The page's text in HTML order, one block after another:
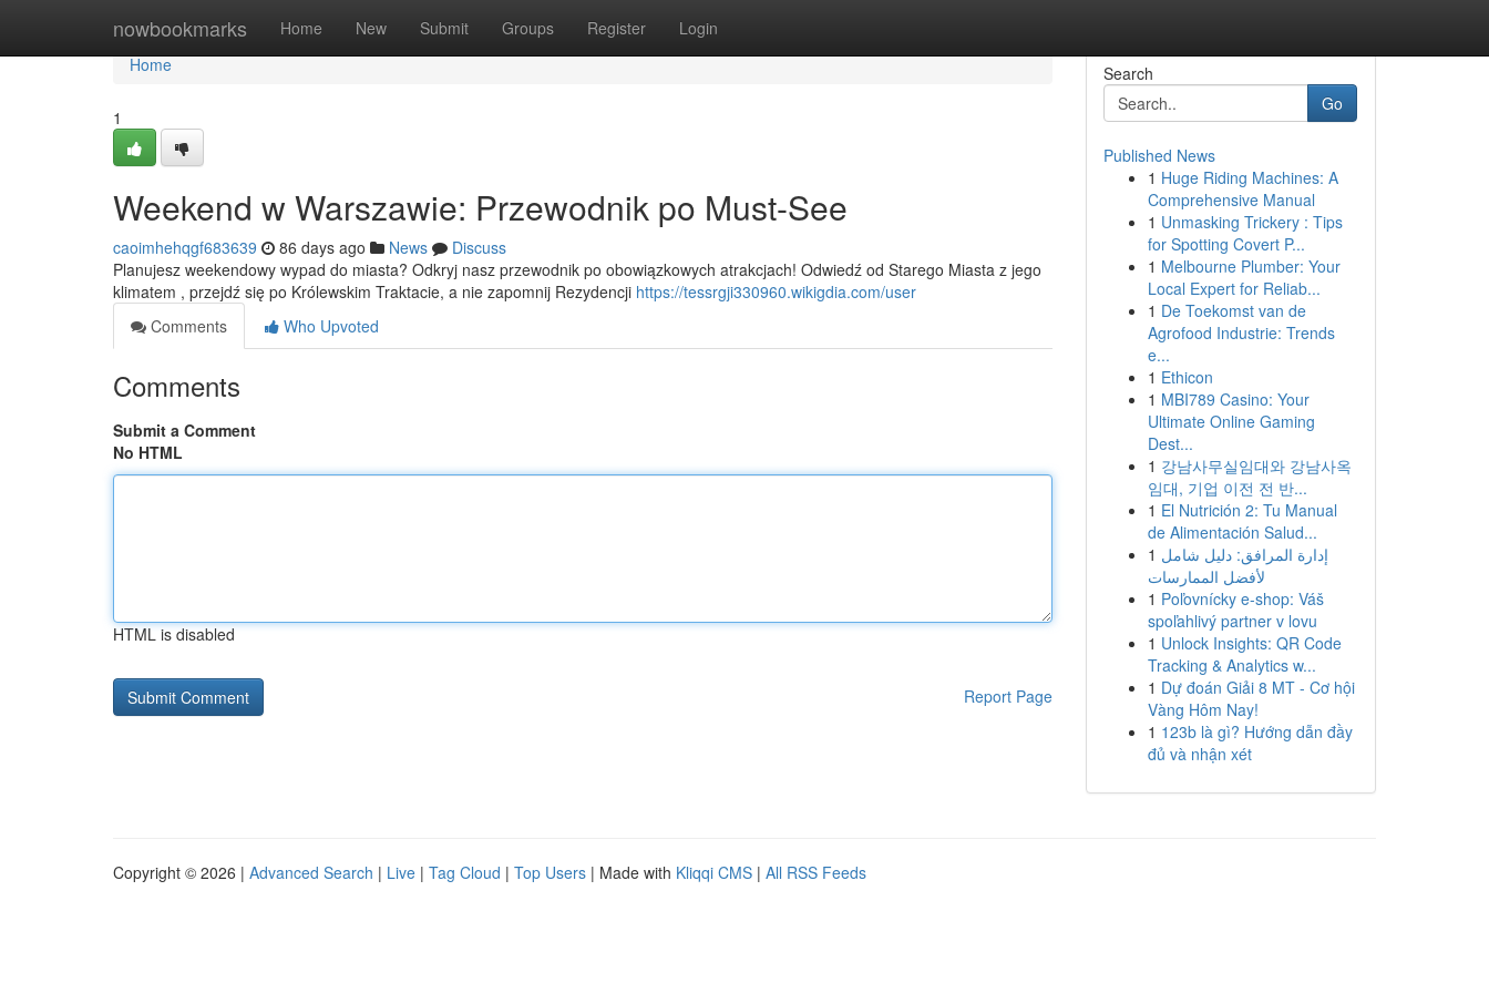
nowbookmarks Home New Submit Groups Register Login
Home
Home
1
Weekend w Warszawie: Przewodnik po Must-See
caoimhehqgf683639 86 days ago News
Discuss
Planujesz weekendowy wypad do miasta? Odkryj nasz przewodnik po obowiązkowych atrakcjach! Odwiedź od Starego Miasta z jego
klimatem , przejdź się po Królewskim Traktacie, a nie zapomnij Rezydencji https://tessrgji330960.wikigdia.com/user
Comments
Who Upvoted
Comments
Submit a Comment
No HTML
HTML is disabled
Report Page
Search
Go
Published News
1 Huge Riding Machines: A
Comprehensive Manual
1 Unmasking Trickery : Tips
for Spotting Covert P...
1 Melbourne Plumber: Your
Local Expert for Reliab...
1 De Toekomst van de
Agrofood Industrie: Trends
e...
1 Ethicon
1 MBI789 Casino: Your
Ultimate Online Gaming
Dest...
1 강남사무실임대와 강남사옥
임대, 기업 이전 전 반...
1 El Nutrición 2: Tu Manual
de Alimentación Salud...
1 إدارة المرافق: دليل شامل
لأفضل الممارسات
1 Poľovnícky e-shop: Váš
spoľahlivý partner v lovu
1 Unlock Insights: QR Code
Tracking & Analytics w...
1 Dự đoán Giải 8 MT - Cơ hội
Vàng Hôm Nay!
1 123b là gì? Hướng dẫn đầy
đủ và nhận xét
Copyright © 2026 | Advanced Search | Live | Tag Cloud | Top Users | Made with Kliqqi CMS | All RSS Feeds